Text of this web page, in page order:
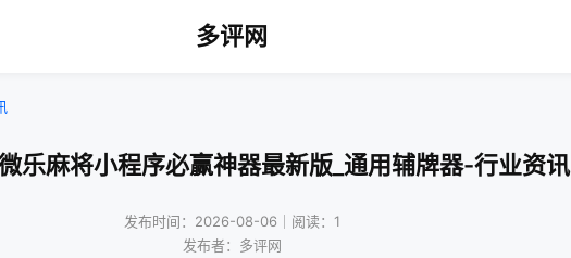
多评网
乐麻将小程序必赢神器最新版_通用辅牌器-行业资讯
发布时间：2026-08-06｜阅读：1
发布者：多评网